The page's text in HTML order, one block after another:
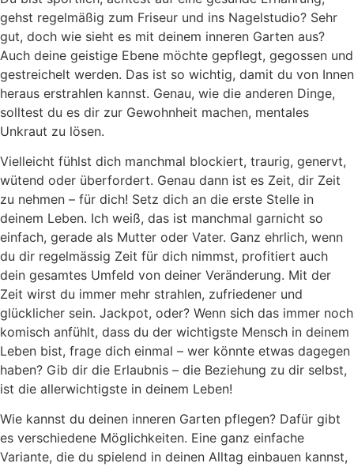
gehst regelmäßig zum Friseur und ins Nagelstudio? Sehr
gut, doch wie sieht es mit deinem inneren Garten aus?
Auch deine geistige Ebene möchte gepflegt, gegossen und
gestreichelt werden. Das ist so wichtig, damit du von Innen
heraus erstrahlen kannst. Genau, wie die anderen Dinge,
solltest du es dir zur Gewohnheit machen, mentales
Unkraut zu lösen.
Vielleicht fühlst dich manchmal blockiert, traurig, genervt,
wütend oder überfordert. Genau dann ist es Zeit, dir Zeit
zu nehmen – für dich! Setz dich an die erste Stelle in
deinem Leben. Ich weiß, das ist manchmal garnicht so
einfach, gerade als Mutter oder Vater. Ganz ehrlich, wenn
du dir regelmässig Zeit für dich nimmst, profitiert auch
dein gesamtes Umfeld von deiner Veränderung. Mit der
Zeit wirst du immer mehr strahlen, zufriedener und
glücklicher sein. Jackpot, oder? Wenn sich das immer noch
komisch anfühlt, dass du der wichtigste Mensch in deinem
Leben bist, frage dich einmal – wer könnte etwas dagegen
haben? Gib dir die Erlaubnis – die Beziehung zu dir selbst,
ist die allerwichtigste in deinem Leben!
Wie kannst du deinen inneren Garten pflegen? Dafür gibt
es verschiedene Möglichkeiten. Eine ganz einfache
Variante, die du spielend in deinen Alltag einbauen kannst,